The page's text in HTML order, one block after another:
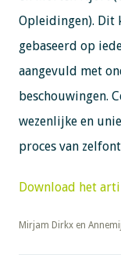
Opleidingen). Dit
gebaseerd op
aangevuld met
beschouwingen.
wezenlijke en
proces van
Download het
​​​​​​​Mirjam Dirkx en